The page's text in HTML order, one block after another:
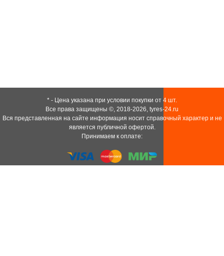
* - Цена указана при условии покупки от 4 шт.
Все права защищены ©, 2018-2026, tyres-24.ru
Вся представленная на сайте информация носит справочный характер и не
является публичной офертой.
Принимаем к оплате: